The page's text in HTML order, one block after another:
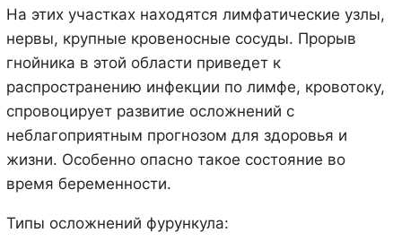
На этих участках находятся лимфатические узлы,
нервы, крупные кровеносные сосуды. Прорыв
гнойника в этой области приведет к
распространению инфекции по лимфе, кровотоку,
спровоцирует развитие осложнений с
неблагоприятным прогнозом для здоровья и
жизни. Особенно опасно такое состояние во
время беременности.
Типы осложнений фурункула: